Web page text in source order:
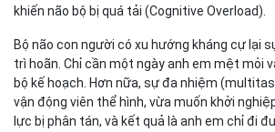
khiến não bộ bị quá tải (Cognitive Overload).
Bộ não con người có xu hướng kháng cự lại
trì hoãn. Chỉ cần một ngày anh em mệt mỏi
bộ kế hoạch. Hơn nữa, sự đa nhiệm
vận động viên thể hình, vừa muốn khởi
lực bị phân tán, và kết quả là anh em chỉ đi